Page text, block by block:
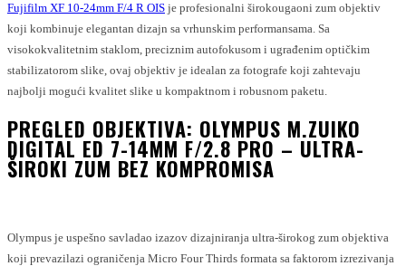
Fujifilm XF 10-24mm F/4 R OIS je profesionalni širokougaoni zum objektiv
koji kombinuje elegantan dizajn sa vrhunskim performansama. Sa
visokokvalitetnim staklom, preciznim autofokusom i ugrađenim optičkim
stabilizatorom slike, ovaj objektiv je idealan za fotografe koji zahtevaju
najbolji mogući kvalitet slike u kompaktnom i robusnom paketu.
PREGLED OBJEKTIVA: OLYMPUS M.ZUIKO
DIGITAL ED 7-14MM F/2.8 PRO – ULTRA-
ŠIROKI ZUM BEZ KOMPROMISA
Olympus je uspešno savladao izazov dizajniranja ultra-širokog zum objektiva
koji prevazilazi ograničenja Micro Four Thirds formata sa faktorom izrezivanja